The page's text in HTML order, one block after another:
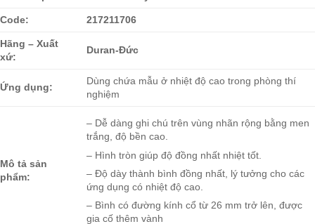
Code: 217211706
Hãng – Xuất
xứ:
Duran-Đức
Ứng dụng:
Dùng chứa mẫu ở nhiệt độ cao trong phòng thí
nghiệm
Mô tả sản
phẩm:
– Dễ dàng ghi chú trên vùng nhãn rộng bằng men
trắng, độ bền cao.
– Hình tròn giúp độ đồng nhất nhiệt tốt.
– Độ dày thành bình đồng nhất, lý tưởng cho các
ứng dụng có nhiệt độ cao.
– Bình có đường kính cổ từ 26 mm trở lên, được
gia cố thêm vành